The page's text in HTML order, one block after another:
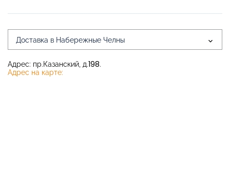
Доставка в Набережные Челны
Адрес: пр.Казанский, д.198.
Адрес на карте: